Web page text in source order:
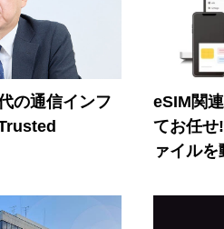
の通信インフ
eSIM関
てお任
ァイル